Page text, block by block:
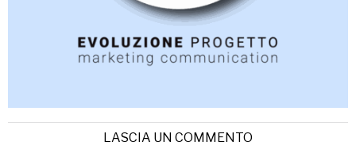
LASCIA UN COMMENTO